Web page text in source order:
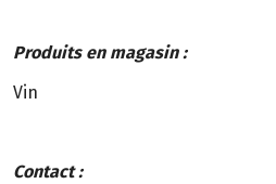
Produits en magasin :
Vin
Contact :